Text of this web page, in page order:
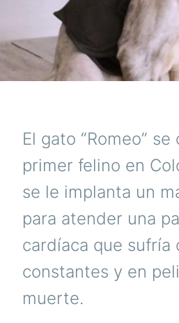
El gato “Romeo”
primer felino en
se le implanta un
para atender una
cardíaca que sufría
constantes y en
muerte.